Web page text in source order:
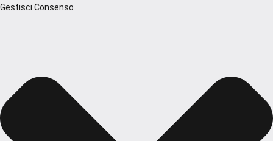
Gestisci Consenso